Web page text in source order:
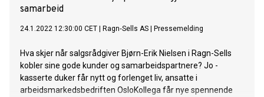
samarbeid
24.1.2022 12:30:00 CET Ragn‐Sells AS Pressemelding
Hva skjer når salgsrådgiver Bjørn-Erik Nielsen i Ragn-Sells
kobler sine gode kunder og samarbeidspartnere? Jo -
kasserte duker får nytt og forlenget liv, ansatte i
arbeidsmarkedsbedriften OsloKollega får nye spennende